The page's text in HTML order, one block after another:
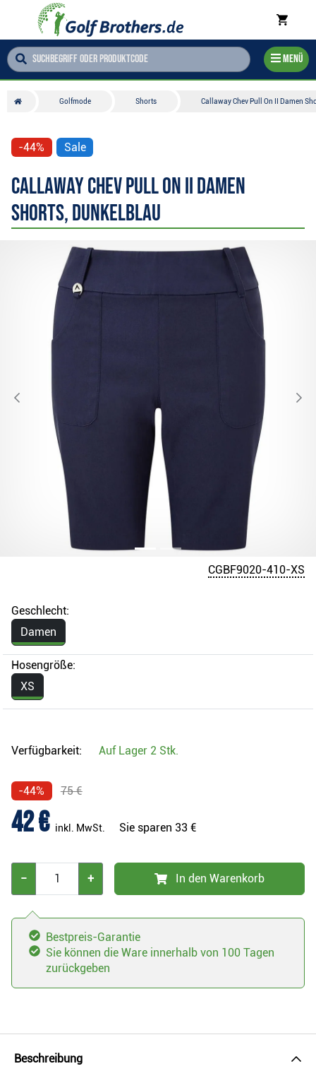
Menü
Golfmode Shorts Callaway Chev Pull On II Damen
-44% Sale
Callaway Chev Pull On II Damen
Shorts, dunkelblau
CGBF9020-410-XS
Geschlecht:
Damen
Hosengröße:
XS
Verfügbarkeit: Auf Lager 2 Stk.
-44% 75 €
42 € inkl. MwSt. Sie sparen 33 €
− + In den Warenkorb
Bestpreis-Garantie
Sie können die Ware innerhalb von 100 Tagen
zurückgeben
Beschreibung